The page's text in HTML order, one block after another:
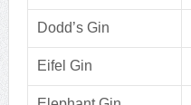
Dodd’s Gin
Eifel Gin